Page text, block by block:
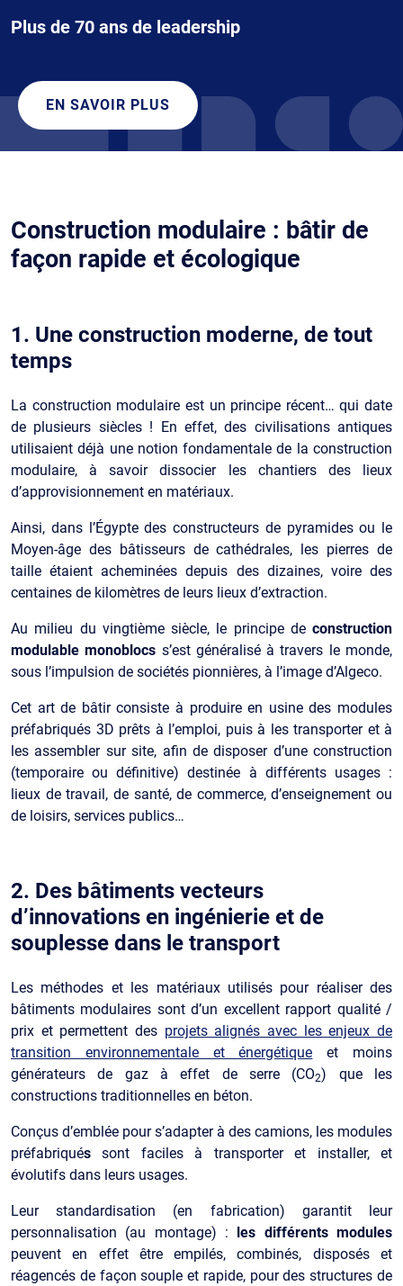
Plus de 70 ans de leadership
EN SAVOIR PLUS
Construction modulaire : bâtir de
façon rapide et écologique
1. Une construction moderne, de tout
temps
La construction modulaire est un principe récent… qui date
de plusieurs siècles ! En effet, des civilisations antiques
utilisaient déjà une notion fondamentale de la construction
modulaire, à savoir dissocier les chantiers des lieux
d’approvisionnement en matériaux.
Ainsi, dans l’Égypte des constructeurs de pyramides ou le
Moyen-âge des bâtisseurs de cathédrales, les pierres de
taille étaient acheminées depuis des dizaines, voire des
centaines de kilomètres de leurs lieux d’extraction.
Au milieu du vingtième siècle, le principe de construction
modulable monoblocs s’est généralisé à travers le monde,
sous l’impulsion de sociétés pionnières, à l’image d’Algeco.
Cet art de bâtir consiste à produire en usine des modules
préfabriqués 3D prêts à l’emploi, puis à les transporter et à
les assembler sur site, afin de disposer d’une construction
(temporaire ou définitive) destinée à différents usages :
lieux de travail, de santé, de commerce, d’enseignement ou
de loisirs, services publics…
2. Des bâtiments vecteurs
d’innovations en ingénierie et de
souplesse dans le transport
Les méthodes et les matériaux utilisés pour réaliser des
bâtiments modulaires sont d’un excellent rapport qualité /
prix et permettent des projets alignés avec les enjeux de
transition environnementale et énergétique et moins
générateurs de gaz à effet de serre (CO2) que les
constructions traditionnelles en béton.
Conçus d’emblée pour s’adapter à des camions, les modules
préfabriqués sont faciles à transporter et installer, et
évolutifs dans leurs usages.
Leur standardisation (en fabrication) garantit leur
personnalisation (au montage) :
les différents modules
peuvent en effet être empilés, combinés, disposés et
réagencés de façon souple et rapide, pour des structures de